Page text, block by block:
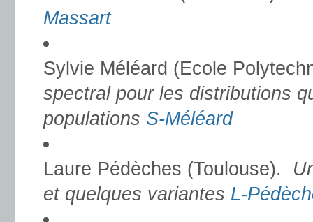
Massart
Sylvie Méléard (Ecole
spectral pour les distributions
populations S-Méléard
Laure Pédèches (Toulouse).
et quelques variantes L-